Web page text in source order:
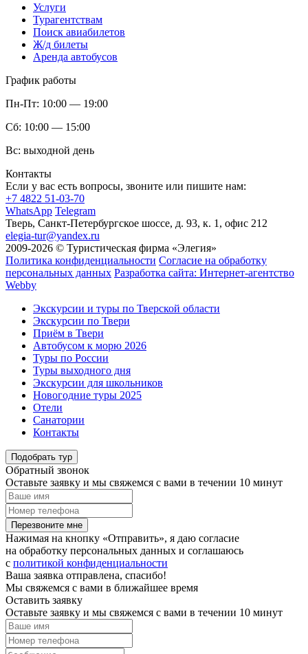
Услуги
Турагентствам
Поиск авиабилетов
Ж/д билеты
Аренда автобусов
График работы
Пн-Пт: 10:00 — 19:00
Сб: 10:00 — 15:00
Вс: выходной день
Контакты
Если у вас есть вопросы, звоните или пишите нам:
+7 4822 51-03-70
WhatsApp Telegram
Тверь, Санкт-Петербургское шоссе, д. 93, к. 1, офис 212
elegia-tur@yandex.ru
2009-2026 © Туристическая фирма «Элегия»
Политика конфиденциальности Согласие на обработку
персональных данных Разработка сайта: Интернет-агентство
Webby
Экскурсии и туры по Тверской области
Экскурсии по Твери
Приём в Твери
Автобусом к морю 2026
Туры по России
Туры выходного дня
Экскурсии для школьников
Новогодние туры 2025
Отели
Санатории
Контакты
Подобрать тур
Обратный звонок
Оставьте заявку и мы свяжемся с вами в течении 10 минут
Перезвоните мне
Нажимая на кнопку «Отправить», я даю согласие
на обработку персональных данных и соглашаюсь
c политикой конфиденциальности
Ваша заявка отправлена, спасибо!
Мы свяжемся с вами в ближайшее время
Оставить заявку
Оставьте заявку и мы свяжемся с вами в течении 10 минут